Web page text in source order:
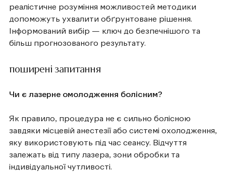
реалістичне розуміння можливостей методики
допоможуть ухвалити обґрунтоване рішення.
Інформований вибір — ключ до безпечнішого та
більш прогнозованого результату.
поширені запитання
Чи є лазерне омолодження болісним?
Як правило, процедура не є сильно болісною
завдяки місцевій анестезії або системі охолодження,
яку використовують під час сеансу. Відчуття
залежать від типу лазера, зони обробки та
індивідуальної чутливості.